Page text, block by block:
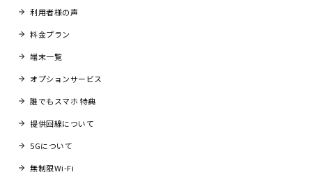
利用者様の声
料金プラン
端末一覧
オプションサービス
誰でもスマホ 特典
提供回線について
5Gについて
無制限Wi-Fi